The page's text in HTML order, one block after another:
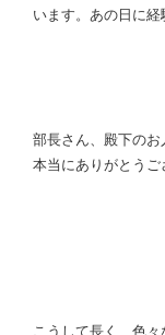
います。あの日に経
部長さん、殿下のお
本当にありがとうご
こうして長く、色